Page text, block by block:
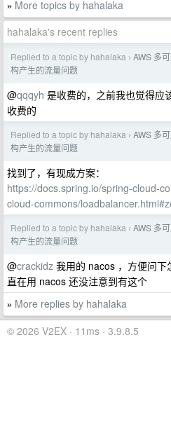
» More topics by hahalaka
hahalaka's recent replies
Replied to a topic by hahalaka › AWS 多
构产生的流量问题
@qqqyh 是收费的，之前我也觉得应
收费的
Replied to a topic by hahalaka › AWS 多
构产生的流量问题
找到了，有现成方案：
https://docs.spring.io/spring-cloud-
cloud-commons/
Replied to a topic by hahalaka › AWS 多
构产生的流量问题
@crackidz 我用的 nacos ，方便问
直在用 nacos 还没注意到有这个
» More replies by hahalaka
© 2026 V2EX · 11ms · 3.9.8.5